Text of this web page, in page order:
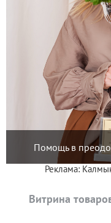
Помощь в
Реклама:
Витрина